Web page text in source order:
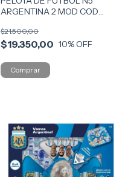
ARGENTINA 2 MOD COD
$19.350,00
$21.500,00
10% OFF